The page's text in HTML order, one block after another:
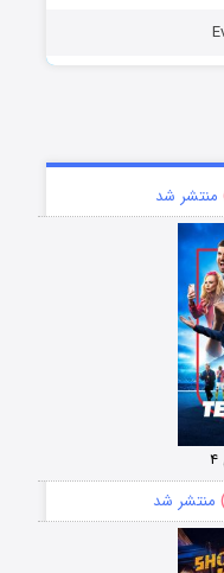
منتشر شد
منتشر شد